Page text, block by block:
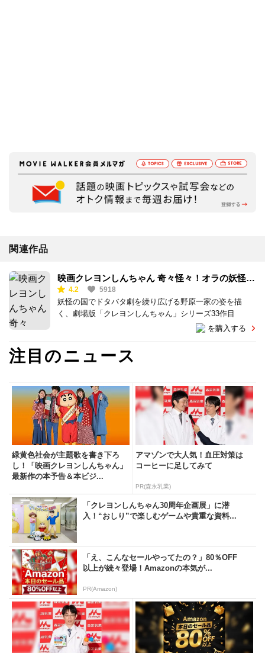
関連作品
映画クレヨンしんちゃん 奇々怪々！オラの妖怪バ
ケ～ション
4.2 5918
妖怪の国でドタバタ劇を繰り広げる野原一家の姿を描
く、劇場版「クレヨンしんちゃん」シリーズ33作目
を購入する
注目のニュース
緑黄色社会が主題歌を書き下ろ
し！「映画クレヨンしんちゃん」
最新作の本予告＆本ビジ...
アマゾンで大人気！血圧対策は
コーヒーに足してみて
PR(森永乳業)
「クレヨンしんちゃん30周年企画展」に潜
入！“おしり”で楽しむゲームや貴重な資料...
「え、こんなセールやってたの？」80％OFF
以上が続々登場！Amazonの本気が...
PR(Amazon)